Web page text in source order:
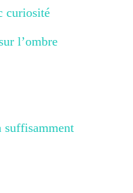
curiosité
l’ombre
suffisamment